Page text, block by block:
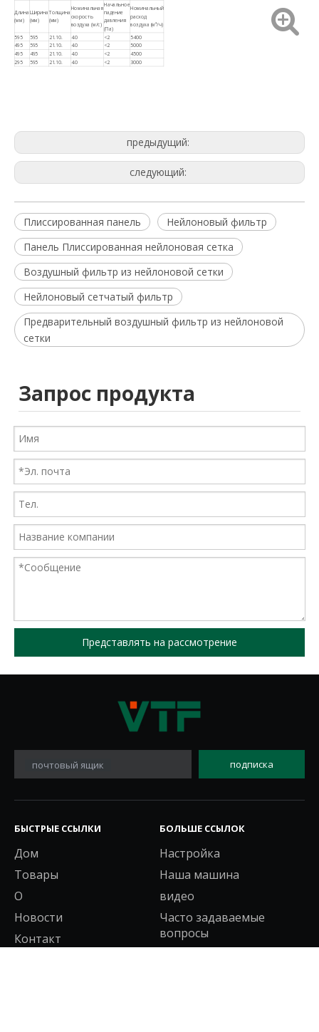
Длина
(мм)
Ширина
(мм)
Толщина
(мм)
Номинальная
скорость
воздуха (м/с)
Начальное
падение
давления
(Па)
Номинальный
расход
воздуха (м³/ч)
595
595 21.10. 4.0 <2
5400
495
595 21.10. 4.0 <2 5000
495 495 21.10. 4.0 <2
4500
295
595 21.10. 4.0 <2 3000
предыдущий:
следующий:
Плиссированная панель
Нейлоновый фильтр
Панель Плиссированная нейлоновая сетка
Воздушный фильтр из нейлоновой сетки
Нейлоновый сетчатый фильтр
Предварительный воздушный фильтр из нейлоновой
сетки
Запрос продукта
Представлять на рассмотрение
почтовый ящик подписка
БЫСТРЫЕ ССЫЛКИ
Дом
Товары
О
Новости
Контакт
БОЛЬШЕ ССЫЛОК
Настройка
Наша машина
видео
Часто задаваемые
вопросы